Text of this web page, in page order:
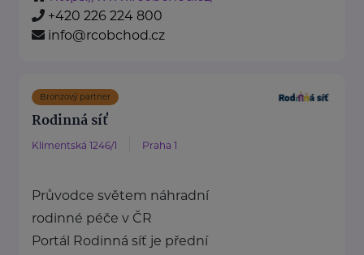
+420 226 224 800
info@rcobchod.cz
Bronzový partner
Rodinná síť
Klimentská 1246/1 Praha 1
Průvodce světem náhradní
rodinné péče v ČR
Portál Rodinná síť je přední